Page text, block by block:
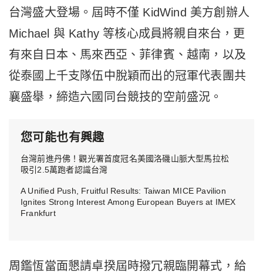
台灣盛大登場。屆時不僅 KidWind 美方創辦人
Michael 與 Kathy 等核心成員將親自來台，更
有來自日本、馬來西亞、菲律賓、越南，以及
從泰國上千支隊伍中脫穎而出的冠軍代表團共
襄盛舉，締造六國同台競技的空前盛況。
您可能也有興趣
台灣前進丹佛！觀光署首度冠名美國洛磯山脈大型馬拉松
吸引2.5萬跑者認識台灣
A Unified Push, Fruitful Results: Taiwan MICE Pavilion
Ignites Strong Interest Among European Buyers at IMEX
Frankfurt
周鑑恆當面懇請卓揆屆時撥冗親臨開幕式，給